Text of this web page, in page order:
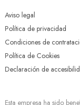
Aviso legal
Política de privacidad
Condiciones de
Política de Cookies
Declaración de
Esta empresa ha sido